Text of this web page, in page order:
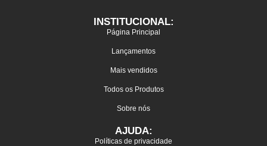
INSTITUCIONAL:
Página Principal
Lançamentos
Mais vendidos
Todos os Produtos
Sobre nós
AJUDA:
Políticas de privacidade